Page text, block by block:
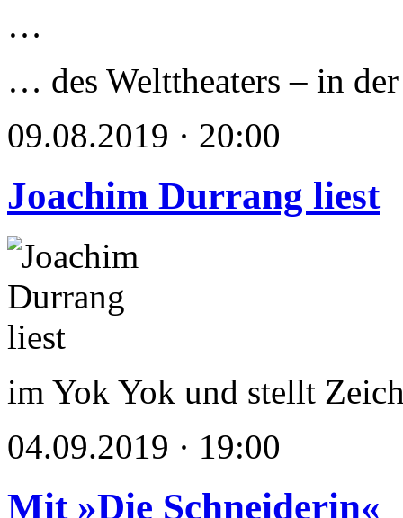
… des Welttheaters – in
09.08.2019 · 20:00
Joachim Durrang liest
im Yok Yok und stellt
04.09.2019 · 19:00
Mit »Die Schneiderin«